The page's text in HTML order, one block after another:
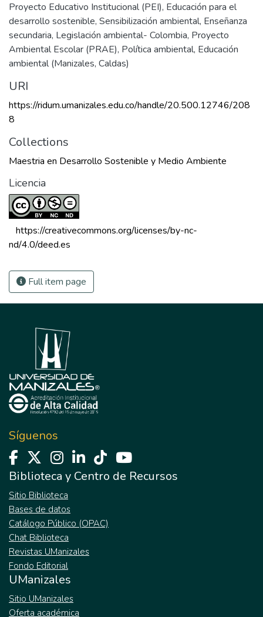
Proyecto Educativo Institucional (PEI), Educación para el
desarrollo sostenible, Sensibilización ambiental, Enseñanza
secundaria, Legislación ambiental- Colombia, Proyecto
Ambiental Escolar (PRAE), Política ambiental, Educación
ambiental (Manizales, Caldas)
URI
https://ridum.umanizales.edu.co/handle/20.500.12746/208
8
Collections
Maestria en Desarrollo Sostenible y Medio Ambiente
Licencia
https://creativecommons.org/licenses/by-nc-
nd/4.0/deed.es
Full item page
Síguenos
Biblioteca y Centro de Recursos
Sitio Biblioteca
Bases de datos
Catálogo Público (OPAC)
Chat Biblioteca
Revistas UManizales
Fondo Editorial
UManizales
Sitio UManizales
Oferta académica